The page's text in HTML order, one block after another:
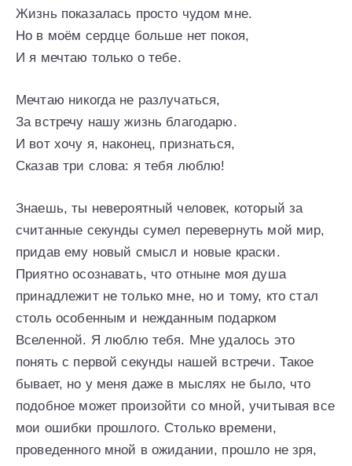
Жизнь показалась просто чудом мне.
Но в моём сердце больше нет покоя,
И я мечтаю только о тебе.
Мечтаю никогда не разлучаться,
За встречу нашу жизнь благодарю.
И вот хочу я, наконец, признаться,
Сказав три слова: я тебя люблю!
Знаешь, ты невероятный человек, который за
считанные секунды сумел перевернуть мой мир,
придав ему новый смысл и новые краски.
Приятно осознавать, что отныне моя душа
принадлежит не только мне, но и тому, кто стал
столь особенным и нежданным подарком
Вселенной. Я люблю тебя. Мне удалось это
понять с первой секунды нашей встречи. Такое
бывает, но у меня даже в мыслях не было, что
подобное может произойти со мной, учитывая все
мои ошибки прошлого. Столько времени,
проведенного мной в ожидании, прошло не зря,